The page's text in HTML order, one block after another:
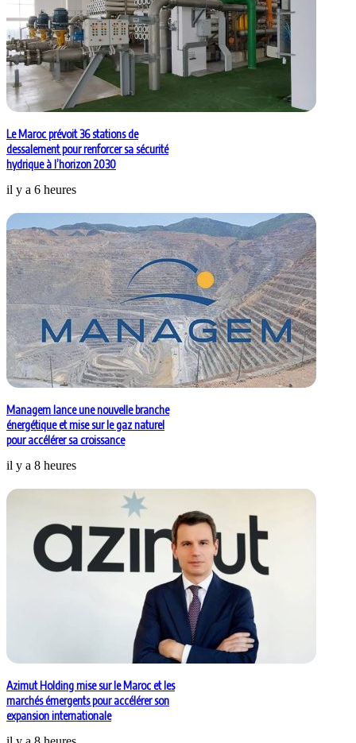
Le Maroc prévoit 36 stations de
dessalement pour renforcer sa sécurité
hydrique à l’horizon 2030
il y a 6 heures
Managem lance une nouvelle branche
énergétique et mise sur le gaz naturel
pour accélérer sa croissance
il y a 8 heures
Azimut Holding mise sur le Maroc et les
marchés émergents pour accélérer son
expansion internationale